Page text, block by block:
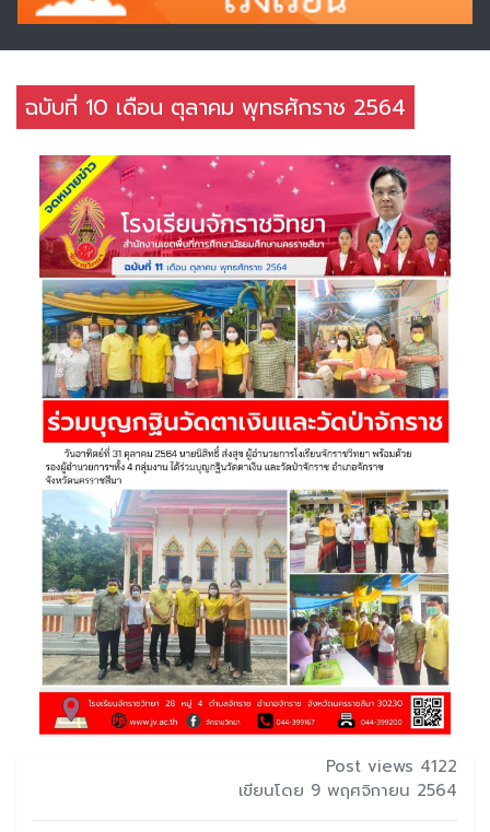
ฉบับที่ 10 เดือน ตุลาคม พุทธศักราช 2564
Post views 4122
เขียนโดย 9 พฤศจิกายน 2564